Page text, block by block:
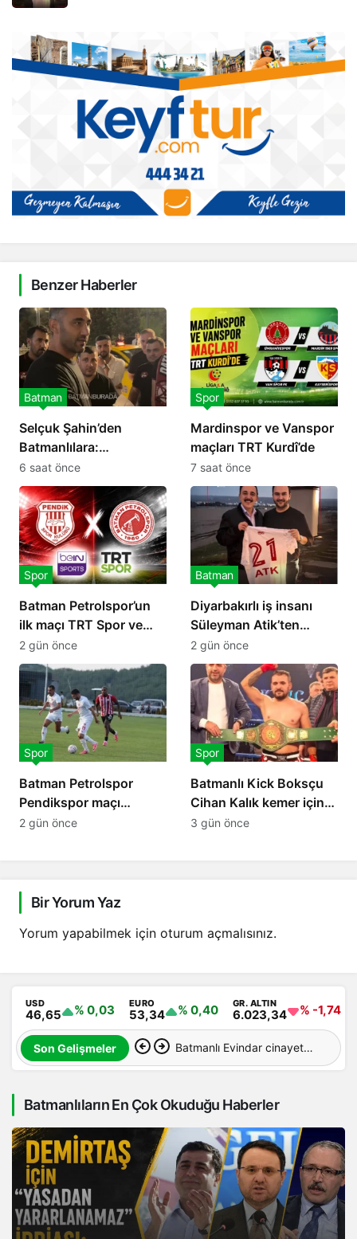
Benzer Haberler
Selçuk Şahin’den
Batmanlılara:
Desteğinize ihtiyacımız
var
Batman
6 saat önce
Mardinspor ve Vanspor
maçları TRT Kurdî’de
Spor
7 saat önce
Batman Petrolspor’un
ilk maçı TRT Spor ve
Beın Sports’ta canlı
yayınlanacak
Spor
2 gün önce
Diyarbakırlı iş insanı
Süleyman Atik’ten
Petrolspor’a 2 Milyon TL
destek
Batman
2 gün önce
Batman Petrolspor
Pendikspor maçı
hakemi açıklandı
Spor
2 gün önce
Batmanlı Kick Boksçu
Cihan Kalık kemer için
ringe çıkıyor
Spor
3 gün önce
Bir Yorum Yaz
Yorum yapabilmek için oturum açmalısınız.
USD
46,65 % 0,03 EURO
53,34 % 0,40 GR. ALTIN
6.023,34 % -1,74
Son Gelişmeler Batmanlı Evindar cinayete
aranıyor…
Batmanlıların En Çok Okuduğu Haberler